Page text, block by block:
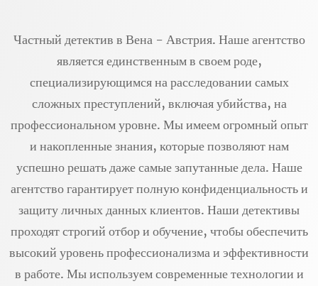
Частный детектив в Вена - Австрия. Наше агентство
является единственным в своем роде,
специализирующимся на расследовании самых
сложных преступлений, включая убийства, на
профессиональном уровне. Мы имеем огромный опыт
и накопленные знания, которые позволяют нам
успешно решать даже самые запутанные дела. Наше
агентство гарантирует полную конфиденциальность и
защиту личных данных клиентов. Наши детективы
проходят строгий отбор и обучение, чтобы обеспечить
высокий уровень профессионализма и эффективности
в работе. Мы используем современные технологии и